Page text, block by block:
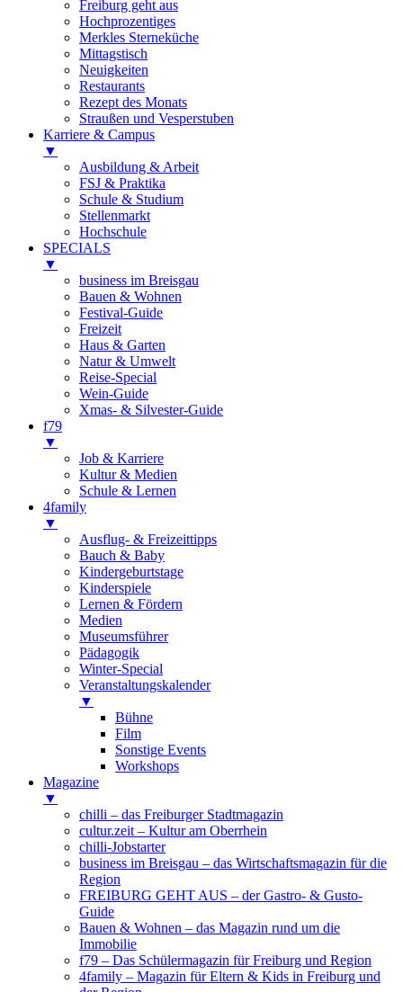
Freiburg geht aus
Hochprozentiges
Merkles Sterneküche
Mittagstisch
Neuigkeiten
Restaurants
Rezept des Monats
Straußen und Vesperstuben
Karriere & Campus
▼
Ausbildung & Arbeit
FSJ & Praktika
Schule & Studium
Stellenmarkt
Hochschule
SPECIALS
▼
business im Breisgau
Bauen & Wohnen
Festival-Guide
Freizeit
Haus & Garten
Natur & Umwelt
Reise-Special
Wein-Guide
Xmas- & Silvester-Guide
f79
▼
Job & Karriere
Kultur & Medien
Schule & Lernen
4family
▼
Ausflug- & Freizeittipps
Bauch & Baby
Kindergeburtstage
Kinderspiele
Lernen & Fördern
Medien
Museumsführer
Pädagogik
Winter-Special
Veranstaltungskalender
▼
Bühne
Film
Sonstige Events
Workshops
Magazine
▼
chilli – das Freiburger Stadtmagazin
cultur.zeit – Kultur am Oberrhein
chilli-Jobstarter
business im Breisgau – das Wirtschaftsmagazin für die
Region
FREIBURG GEHT AUS – der Gastro- & Gusto-
Guide
Bauen & Wohnen – das Magazin rund um die
Immobilie
f79 – Das Schülermagazin für Freiburg und Region
4family – Magazin für Eltern & Kids in Freiburg und